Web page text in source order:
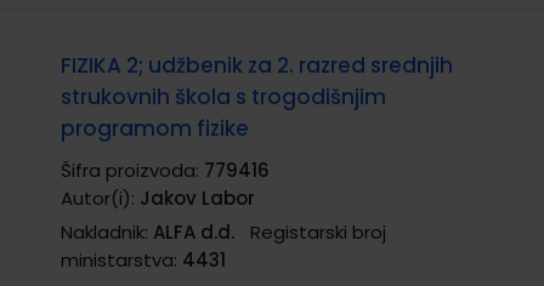
FIZIKA 2; udžbenik za 2. razred srednjih
strukovnih škola s trogodišnjim
programom fizike
Šifra proizvoda: 779416
Autor(i): Jakov Labor
Nakladnik: ALFA d.d.
Registarski broj
ministarstva: 4431